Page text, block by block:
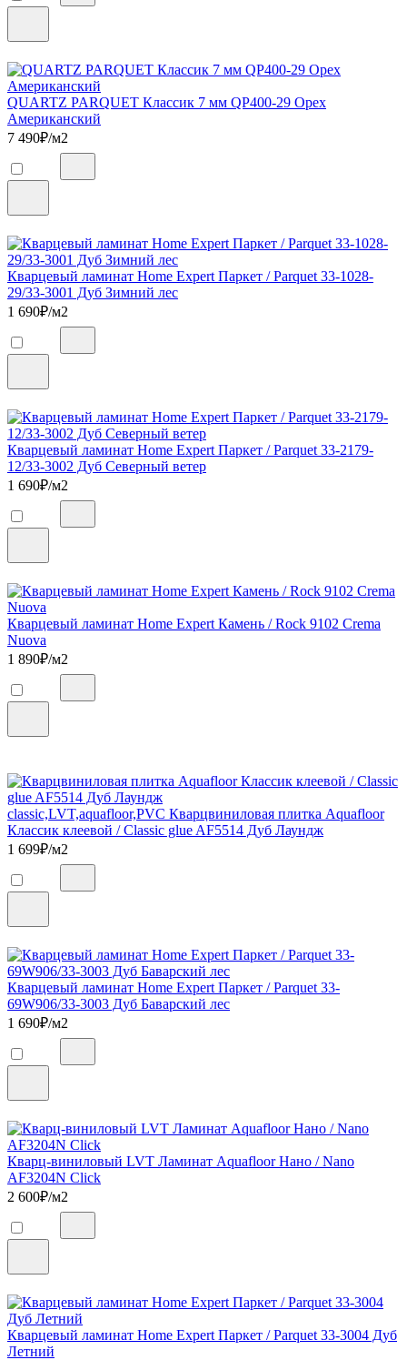
QUARTZ PARQUET Классик 7 мм QP400-29 Орех
Американский
7 490₽/м2
Кварцевый ламинат Home Expert Паркет / Parquet 33-1028-
29/33-3001 Дуб Зимний лес
1 690₽/м2
Кварцевый ламинат Home Expert Паркет / Parquet 33-2179-
12/33-3002 Дуб Северный ветер
1 690₽/м2
Кварцевый ламинат Home Expert Камень / Rock 9102 Crema
Nuova
1 890₽/м2
classic,LVT,aquafloor,PVC Кварцвиниловая плитка Aquafloor
Классик клеевой / Classic glue AF5514 Дуб Лаундж
1 699₽/м2
Кварцевый ламинат Home Expert Паркет / Parquet 33-
69W906/33-3003 Дуб Баварский лес
1 690₽/м2
Кварц-виниловый LVT Ламинат Aquafloor Нано / Nano
AF3204N Click
2 600₽/м2
Кварцевый ламинат Home Expert Паркет / Parquet 33-3004 Дуб
Летний